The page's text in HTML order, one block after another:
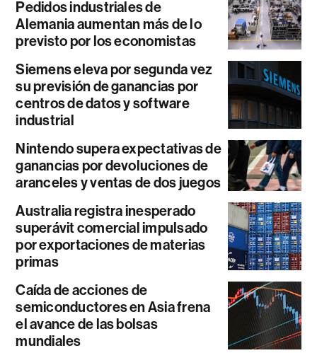
Pedidos industriales de
Alemania aumentan más de lo
previsto por los economistas
Siemens eleva por segunda vez
su previsión de ganancias por
centros de datos y software
industrial
Nintendo supera expectativas de
ganancias por devoluciones de
aranceles y ventas de dos juegos
Australia registra inesperado
superávit comercial impulsado
por exportaciones de materias
primas
Caída de acciones de
semiconductores en Asia frena
el avance de las bolsas
mundiales